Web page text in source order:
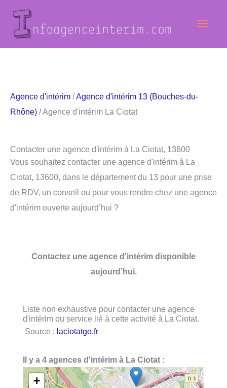
contenu
Agence d'intérim /Agence d'intérim 13 (Bouches-du-
Rhône) / Agence d'intérim La Ciotat
Contacter une agence d'intérim à La Ciotat, 13600
Vous souhaitez contacter une agence d'intérim à La
Ciotat, 13600, dans le département du 13 pour une prise
de RDV, un conseil ou pour vous rendre chez une agence
d'intérim ouverte aujourd’hui ?
Contactez une agence d'intérim disponible
aujourd’hui.
Liste non exhaustive pour contacter une agence
d'intérim ou service lié à cette activité à La Ciotat.
Source : laciotatgo.fr
Il y a 4 agences d'intérim à La Ciotat :
+